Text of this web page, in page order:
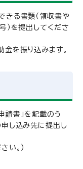
きる書類（領収書や
）を提出してくださ
を振り込みます。
請書」を記載のう
申し込み先に提出し
い。）